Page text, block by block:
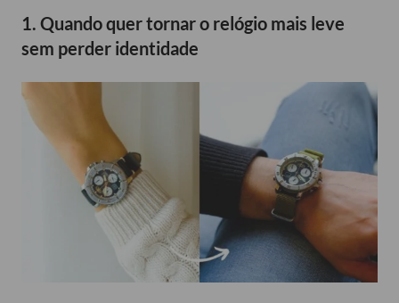
1. Quando quer tornar o relógio mais leve
sem perder identidade